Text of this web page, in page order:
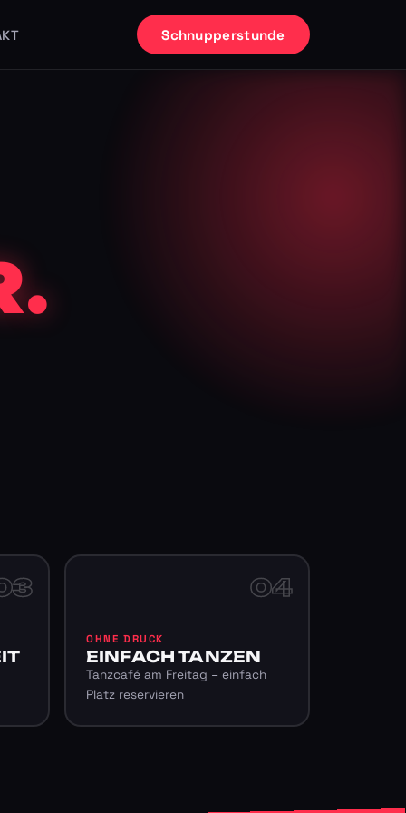
Schnupperstunde
04
OHNE DRUCK
EINFACH TANZEN
Tanzcafé am Freitag – einfach
Platz reservieren